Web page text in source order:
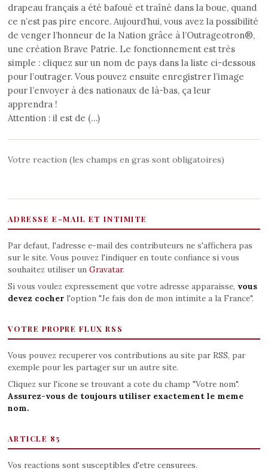
drapeau français a été bafoué et traîné dans la boue, quand
ce n’est pas pire encore. Aujourd’hui, vous avez la possibilité
de venger l’honneur de la Nation grâce à l’Outrageotron®,
une création Brave Patrie. Le fonctionnement est très
simple : cliquez sur un nom de pays dans la liste ci-dessous
pour l’outrager. Vous pouvez ensuite enregistrer l’image
pour l’envoyer à des nationaux de là-bas, ça leur
apprendra !
Attention : il est de (…)
Votre reaction (les champs en gras sont obligatoires)
ADRESSE E-MAIL ET INTIMITE
Par defaut, l'adresse e-mail des contributeurs ne s'affichera pas
sur le site. Vous pouvez l'indiquer en toute confiance si vous
souhaitez utiliser un Gravatar.
Si vous voulez expressement que votre adresse apparaisse, vous
devez cocherl'option "Je fais don de mon intimite a la France".
VOTRE PROPRE FLUX RSS
Vous pouvez recuperer vos contributions au site par RSS, par
exemple pour les partager sur un autre site.
Cliquez sur l'icone se trouvant a cote du champ "Votre nom".
Assurez-vous de toujours utiliser exactement le meme
nom.
ARTICLE 85
Vos reactions sont susceptibles d'etre censurees.